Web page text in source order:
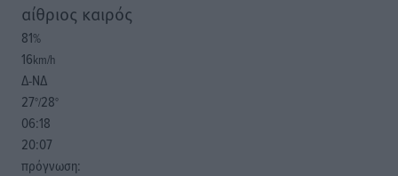
αίθριος καιρός
81%
16km/h
Δ-ΝΔ
27°/28°
06:18
20:07
πρόγνωση: